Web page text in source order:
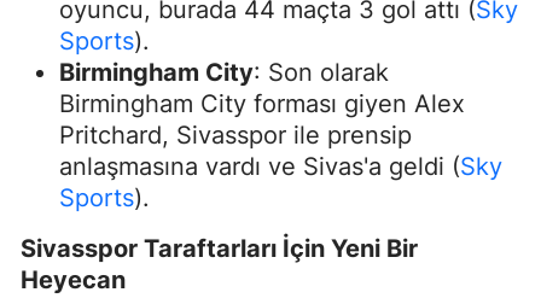
oyuncu, burada 44 maçta 3 gol attı​ (Sky
Sports)​.
Birmingham City: Son olarak
Birmingham City forması giyen Alex
Pritchard, Sivasspor ile prensip
anlaşmasına vardı ve Sivas'a geldi​ (Sky
Sports)​.
Sivasspor Taraftarları İçin Yeni Bir
Heyecan